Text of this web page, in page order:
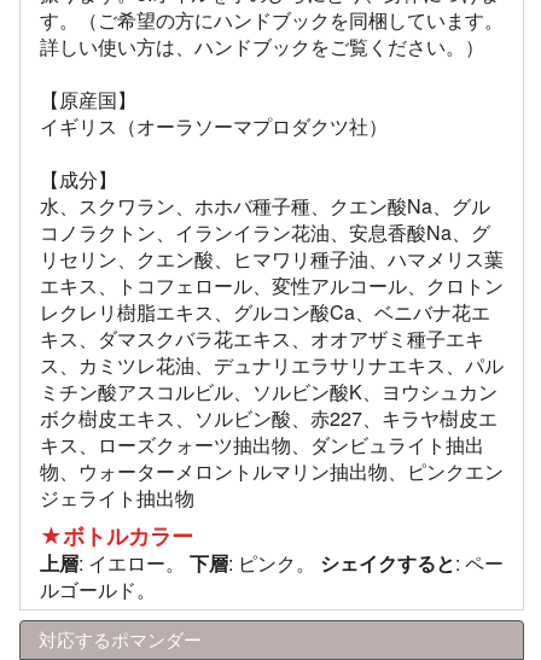
す。（ご希望の方にハンドブックを同梱しています。
詳しい使い方は、ハンドブックをご覧ください。）
【原産国】
イギリス（オーラソーマプロダクツ社）
【成分】
水、スクワラン、ホホバ種子種、クエン酸Na、グル
コノラクトン、イランイラン花油、安息香酸Na、グ
リセリン、クエン酸、ヒマワリ種子油、ハマメリス葉
エキス、トコフェロール、変性アルコール、クロトン
レクレリ樹脂エキス、グルコン酸Ca、ベニバナ花エ
キス、ダマスクバラ花エキス、オオアザミ種子エキ
ス、カミツレ花油、デュナリエラサリナエキス、パル
ミチン酸アスコルビル、ソルビン酸K、ヨウシュカン
ボク樹皮エキス、ソルビン酸、赤227、キラヤ樹皮エ
キス、ローズクォーツ抽出物、ダンビュライト抽出
物、ウォーターメロントルマリン抽出物、ピンクエン
ジェライト抽出物
★ボトルカラー
上層: イエロー。 下層: ピンク。 シェイクすると: ペー
ルゴールド。
対応するポマンダー